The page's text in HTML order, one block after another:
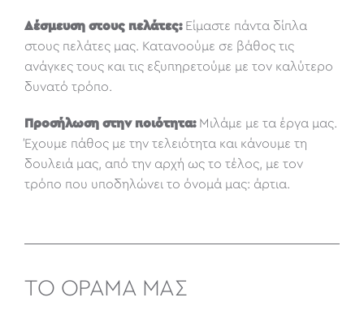
Δέσμευση στους πελάτες: Είμαστε πάντα δίπλα
στους πελάτες μας. Κατανοούμε σε βάθος τις
ανάγκες τους και τις εξυπηρετούμε με τον καλύτερο
δυνατό τρόπο.
Προσήλωση στην ποιότητα: Μιλάμε με τα έργα μας.
Έχουμε πάθος με την τελειότητα και κάνουμε τη
δουλειά μας, από την αρχή ως το τέλος, με τον
τρόπο που υποδηλώνει το όνομά μας: άρτια.
ΤO OΡΑΜΑ ΜΑΣ